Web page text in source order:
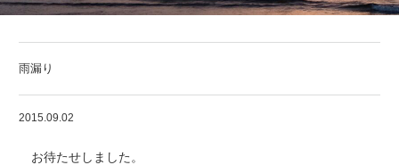
雨漏り
2015.09.02
お待たせしました。